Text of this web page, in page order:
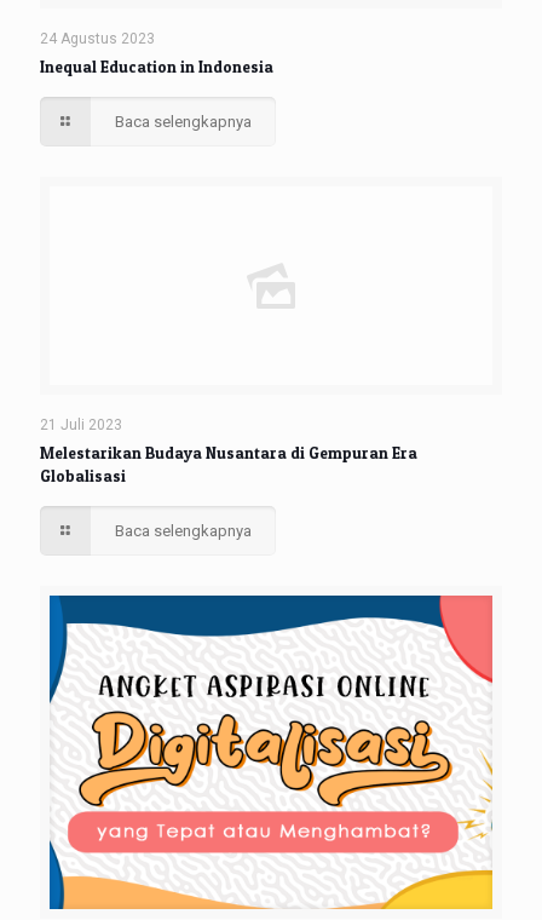
24 Agustus 2023
Inequal Education in Indonesia
Baca selengkapnya
21 Juli 2023
Melestarikan Budaya Nusantara di Gempuran Era
Globalisasi
Baca selengkapnya